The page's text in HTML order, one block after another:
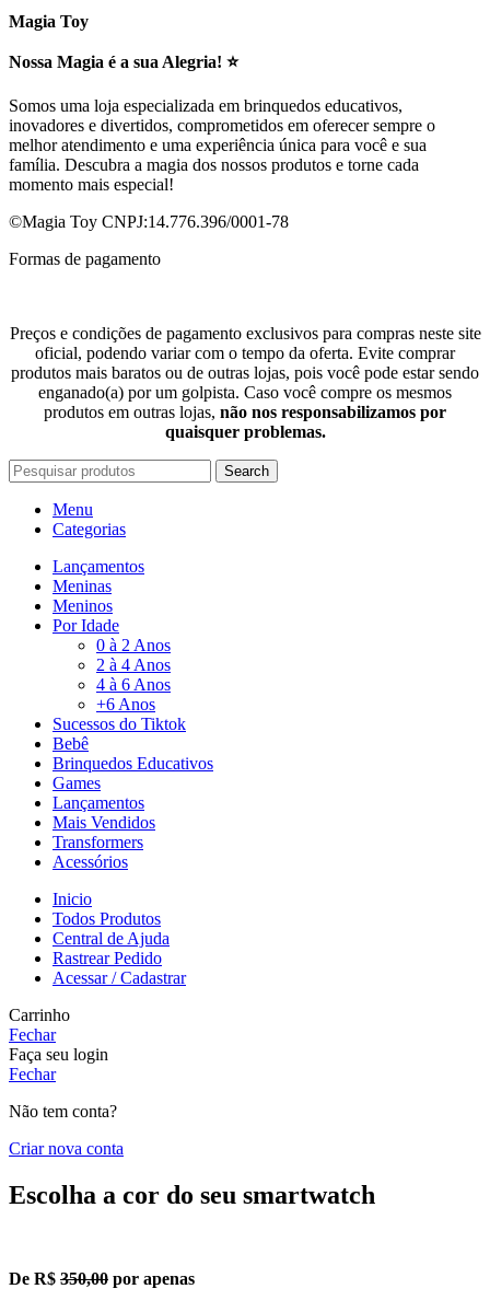
Magia Toy
Nossa Magia é a sua Alegria! ⭐
Somos uma loja especializada em brinquedos educativos,
inovadores e divertidos, comprometidos em oferecer sempre o
melhor atendimento e uma experiência única para você e sua
família. Descubra a magia dos nossos produtos e torne cada
momento mais especial!
©Magia Toy CNPJ:14.776.396/0001-78
Formas de pagamento
Preços e condições de pagamento exclusivos para compras neste site
oficial, podendo variar com o tempo da oferta. Evite comprar
produtos mais baratos ou de outras lojas, pois você pode estar sendo
enganado(a) por um golpista. Caso você compre os mesmos
produtos em outras lojas, não nos responsabilizamos por
quaisquer problemas.
Search
Menu
Categorias
Lançamentos
Meninas
Meninos
Por Idade
0 à 2 Anos
2 à 4 Anos
4 à 6 Anos
+6 Anos
Sucessos do Tiktok
Bebê
Brinquedos Educativos
Games
Lançamentos
Mais Vendidos
Transformers
Acessórios
Inicio
Todos Produtos
Central de Ajuda
Rastrear Pedido
Acessar / Cadastrar
Carrinho
Fechar
Faça seu login
Fechar
Não tem conta?
Criar nova conta
Escolha a cor do seu smartwatch
De R$ 350,00 por apenas